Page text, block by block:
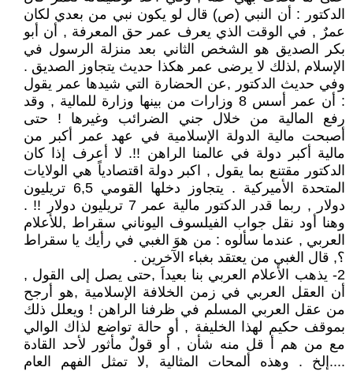
الدكتور : أن النبي (ص) قال لو يكون نبي من بعدي لكان
عمرٌ , في الوقت الذي يعرف عمر حق المعرفة , أن أبو
بكر الصديق هو الشخص الثاني بعد منزلة الرسول في
الإسلام ,لذلك لا يرضى عمر هكذا حديث يتجاوز الصديق .
وفي حديث الدكتور ,عن الحضارة التي شيدها عمر يقول
: أن عمر أسس 8 وزارات من بينها وزارة للمالية , وقد
رفع المالية من خلال جني الضرائب وغيرها ! حتى
أصبحت مالية الدولة الإسلامية في عهد عمر أكبر من
مالية أكبر دولة في عالمنا الراهن !!. لا أعرف إذا كان
الدكتور مقتنع بما يقول , اكبر دولة اقتصادياً هي الولايات
المتحدة الأميركية . يتجاوز دخلها القومي 6,5 تريليون
دولار , ربما قدر الدكتور مالية عمر 7 تريليون دولار !! .
وهنا أود نقل جواب الفيلسوف اليوناني سقراط ,للأعلام
العربي , عندما سألوه : من هوَ الغبي في رأيك يا سقراط
؟, قال الغبي من يعتقد بغباء الآخرين .
2- يذهب الأعلام العربي بنا بعيداَ ,حتى يصل إلى القول ,
أن العقل العربي في زمن الخلافة الإسلامية ,هو أرجح
من عقل العربي المسلم في ظرفنا الراهن ! ويعلل ذلك
بموقف حكيم لهذا الخليفة , أو حالة تواضع لذاك الوالي
مع من هم أ قل منه شأن , أو قولٌ مأثور لأحد القادة
....إلخ . وهذه ألمحات المثالية ,لا تمثل الفهم العام